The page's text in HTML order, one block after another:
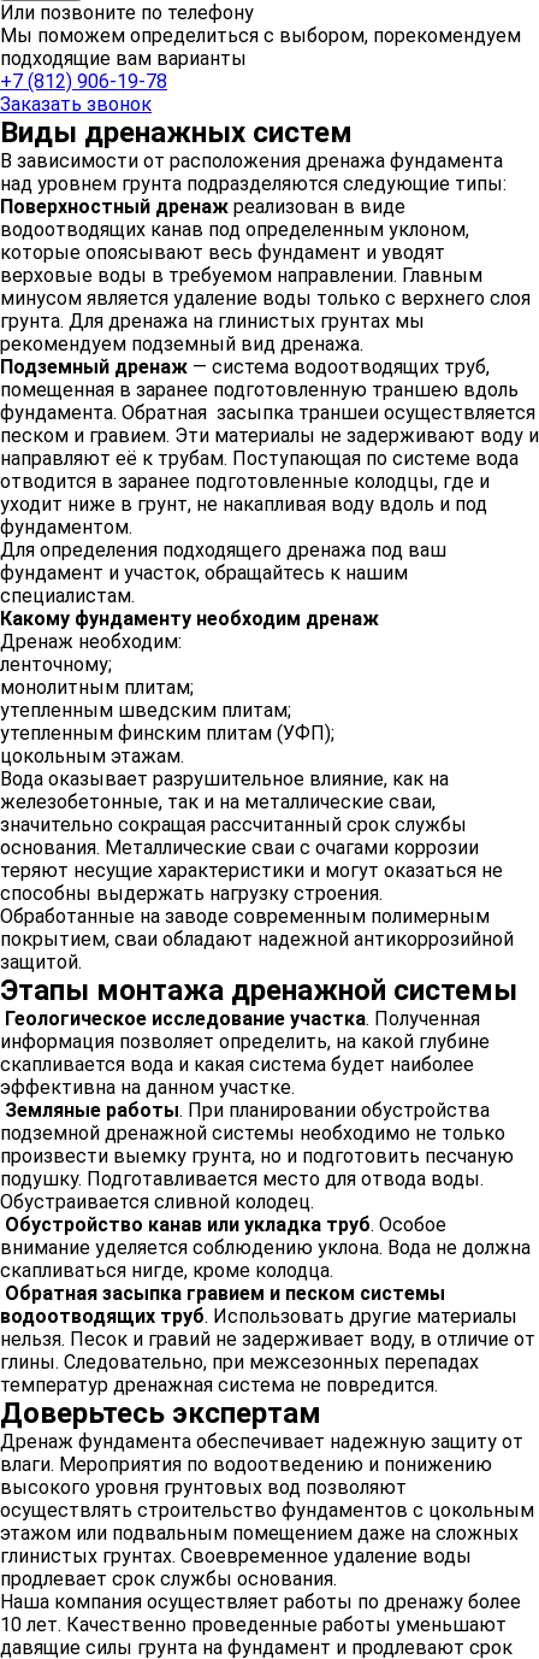
Или позвоните по телефону
Мы поможем определиться с выбором, порекомендуем
подходящие вам варианты
+7 (812) 906-19-78
Заказать звонок
Виды дренажных систем
В зависимости от расположения дренажа фундамента
над уровнем грунта подразделяются следующие типы:
Поверхностный дренаж реализован в виде
водоотводящих канав под определенным уклоном,
которые опоясывают весь фундамент и уводят
верховые воды в требуемом направлении. Главным
минусом является удаление воды только с верхнего слоя
грунта. Для дренажа на глинистых грунтах мы
рекомендуем подземный вид дренажа.
Подземный дренаж — система водоотводящих труб,
помещенная в заранее подготовленную траншею вдоль
фундамента. Обратная засыпка траншеи осуществляется
песком и гравием. Эти материалы не задерживают воду и
направляют её к трубам. Поступающая по системе вода
отводится в заранее подготовленные колодцы, где и
уходит ниже в грунт, не накапливая воду вдоль и под
фундаментом.
Для определения подходящего дренажа под ваш
фундамент и участок, обращайтесь к нашим
специалистам.
Какому фундаменту необходим дренаж
Дренаж необходим:
ленточному;
монолитным плитам;
утепленным шведским плитам;
утепленным финским плитам (УФП);
цокольным этажам.
Вода оказывает разрушительное влияние, как на
железобетонные, так и на металлические сваи,
значительно сокращая рассчитанный срок службы
основания. Металлические сваи с очагами коррозии
теряют несущие характеристики и могут оказаться не
способны выдержать нагрузку строения.
Обработанные на заводе современным полимерным
покрытием, сваи обладают надежной антикоррозийной
защитой.
Этапы монтажа дренажной системы
Геологическое исследование участка. Полученная
информация позволяет определить, на какой глубине
скапливается вода и какая система будет наиболее
эффективна на данном участке.
Земляные работы. При планировании обустройства
подземной дренажной системы необходимо не только
произвести выемку грунта, но и подготовить песчаную
подушку. Подготавливается место для отвода воды.
Обустраивается сливной колодец.
Обустройство канав или укладка труб. Особое
внимание уделяется соблюдению уклона. Вода не должна
скапливаться нигде, кроме колодца.
Обратная засыпка гравием и песком системы
водоотводящих труб. Использовать другие материалы
нельзя. Песок и гравий не задерживает воду, в отличие от
глины. Следовательно, при межсезонных перепадах
температур дренажная система не повредится.
Доверьтесь экспертам
Дренаж фундамента обеспечивает надежную защиту от
влаги. Мероприятия по водоотведению и понижению
высокого уровня грунтовых вод позволяют
осуществлять строительство фундаментов с цокольным
этажом или подвальным помещением даже на сложных
глинистых грунтах. Своевременное удаление воды
продлевает срок службы основания.
Наша компания осуществляет работы по дренажу более
10 лет. Качественно проведенные работы уменьшают
давящие силы грунта на фундамент и продлевают срок